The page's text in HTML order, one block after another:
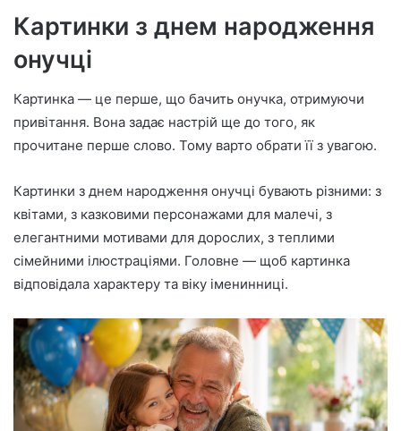
Картинки з днем народження
онучці
Картинка — це перше, що бачить онучка, отримуючи
привітання. Вона задає настрій ще до того, як
прочитане перше слово. Тому варто обрати її з увагою.
Картинки з днем народження онучці бувають різними: з
квітами, з казковими персонажами для малечі, з
елегантними мотивами для дорослих, з теплими
сімейними ілюстраціями. Головне — щоб картинка
відповідала характеру та віку іменинниці.